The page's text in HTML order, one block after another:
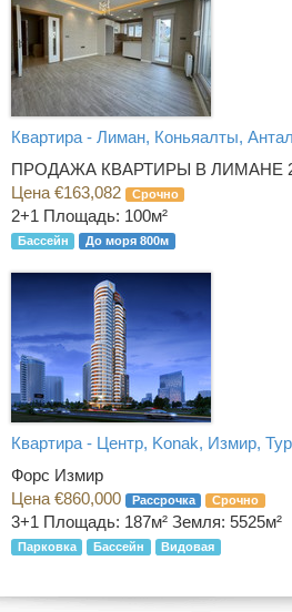
Квартира - Лиман, Коньяалты,
ПРОДАЖА КВАРТИРЫ В ЛИМАНЕ
Цена €163,082
Срочно
2+1 Площадь: 100м²
Бассейн До моря 800м
Квартира - Центр, Konak, Измир,
Форс Измир
Цена €860,000
Рассрочка Срочно
3+1 Площадь: 187м² Земля: 5525м²
Парковка Бассейн Видовая